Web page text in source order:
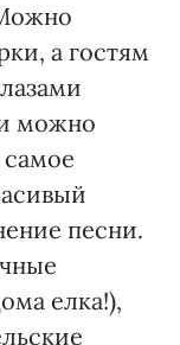
а гостям
можно
самое
песни.
елка!),